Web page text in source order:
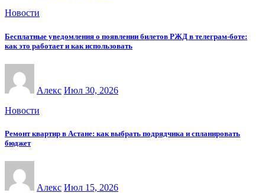
Новости
Бесплатные уведомления о появлении билетов РЖД в телеграм-боте:
как это работает и как использовать
Алекс Июл 30, 2026
Новости
Ремонт квартир в Астане: как выбрать подрядчика и спланировать
бюджет
Алекс Июл 15, 2026